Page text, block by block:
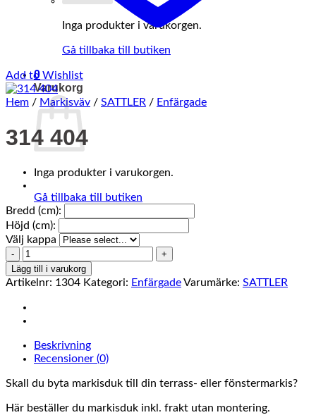
Inga produkter i varukorgen.
Gå tillbaka till butiken
0
Varukorg
Inga produkter i varukorgen.
Gå tillbaka till butiken
Add to Wishlist
Hem / Markisväv / SATTLER / Enfärgade
314 404
Bredd (cm):
Höjd (cm):
Välj kappa
314
404
mängd
Lägg till i varukorg
Artikelnr: 1304 Kategori: EnfärgadeVarumärke: SATTLER
Beskrivning
Recensioner (0)
Skall du byta markisduk till din terrass- eller fönstermarkis?
Här beställer du markisduk inkl. frakt utan montering.